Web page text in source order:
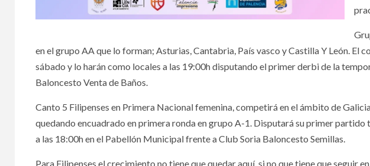
en el grupo AA que lo forman; Asturias, Cantabria, País vasco y Castilla Y León. El
sábado y lo harán como locales a las 19:00h disputando el primer derbi de la
Baloncesto Venta de Baños.
Canto 5 Filipenses en Primera Nacional femenina, competirá en el ámbito de
quedando encuadrado en primera ronda en grupo A-1. Disputará su primer
a las 18:00h en el Pabellón Municipal frente a Club Soria Baloncesto Semillas.
Para Filipenses el crecimiento no tiene que quedar aquí, si no que tiene que seguir